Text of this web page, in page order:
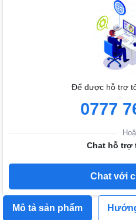
Để được hỗ trợ
0777
Chat hỗ trợ
Chat với
Mô tả sản phẩm